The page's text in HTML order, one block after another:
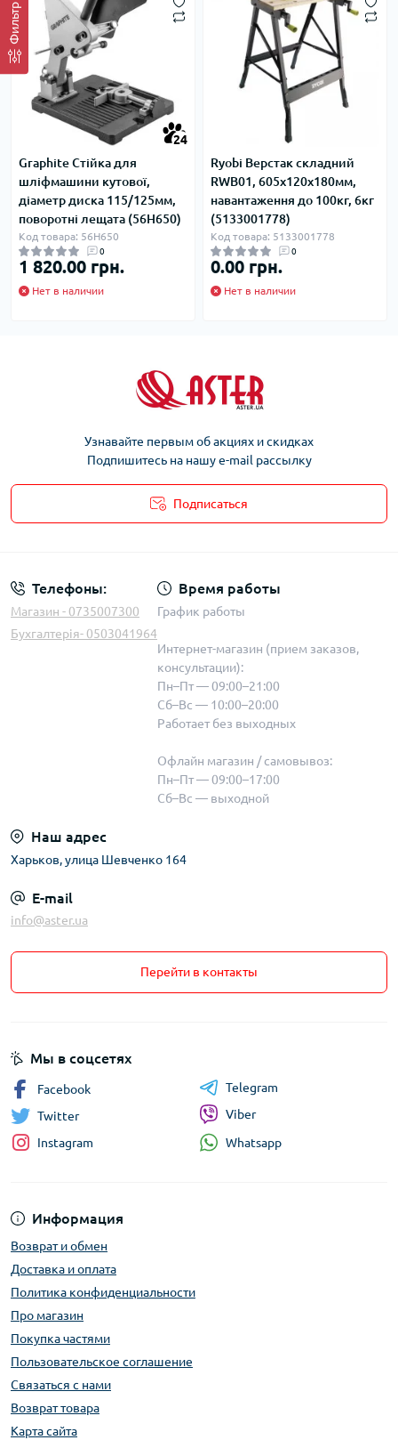
Фильтр
24
Graphite Стійка для
шліфмашини кутової,
діаметр диска 115/125мм,
поворотні лещата (56H650)
Код товара: 56H650
0
1 820.00 грн.
Нет в наличии
Ryobi Верстак складний
RWB01, 605x120x180мм,
навантаження до 100кг, 6кг
(5133001778)
Код товара: 5133001778
0
0.00 грн.
Нет в наличии
Узнавайте первым об акциях и скидках
Подпишитесь на нашу e-mail рассылку
Подписаться
Телефоны:
Магазин - 0735007300
Бухгалтерія- 0503041964
Время работы
График работы
Интернет-магазин (прием заказов,
консультации):
Пн–Пт — 09:00–21:00
Сб–Вс — 10:00–20:00
Работает без выходных
Офлайн магазин / самовывоз:
Пн–Пт — 09:00–17:00
Сб–Вс — выходной
Наш адрес
Харьков, улица Шевченко 164
E-mail
info@aster.ua
Перейти в контакты
Информация
Возврат и обмен
Доставка и оплата
Политика конфиденциальности
Про магазин
Покупка частями
Пользовательское соглашение
Связаться с нами
Возврат товара
Карта сайта
Мы в соцсетях
Facebook
Twitter
Instagram
Telegram
Viber
Whatsapp